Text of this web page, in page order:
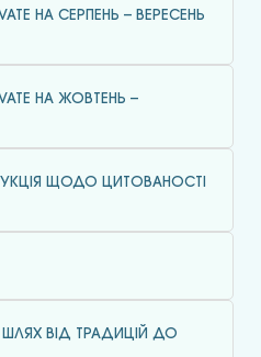
НА СЕРПЕНЬ – ВЕРЕСЕНЬ
НА ЖОВТЕНЬ –
ЩОДО ЦИТОВАНОСТІ
ШЛЯХ ВІД ТРАДИЦІЙ ДО